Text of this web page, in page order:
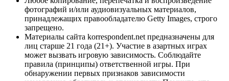
фотографий и/или аудиовизуальных материалов,
принадлежащих правообладателю Getty Images, строго
запрещено.
Материалы сайта korrespondent.net предназначены для
лиц старше 21 года (21+). Участие в азартных играх
может вызвать игровую зависимость. Соблюдайте
правила (принципы) ответственной игры. При
обнаружении первых признаков зависимости